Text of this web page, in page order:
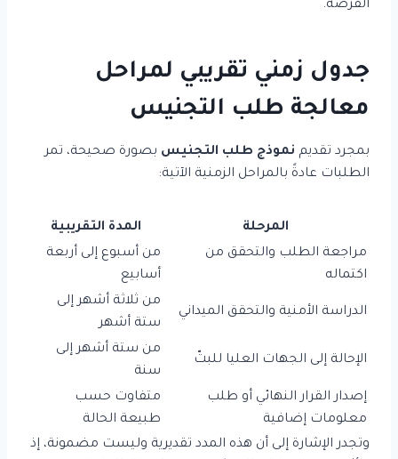
الفرصة.
جدول زمني تقريبي لمراحل
معالجة طلب التجنيس
بمجرد تقديم نموذج طلب التجنيس بصورة صحيحة، تمر
الطلبات عادةً بالمراحل الزمنية الآتية:
المرحلة
المدة التقريبية
مراجعة الطلب والتحقق من
اكتماله
من أسبوع إلى أربعة
أسابيع
الدراسة الأمنية والتحقق الميداني
من ثلاثة أشهر إلى
ستة أشهر
الإحالة إلى الجهات العليا للبتّ
من ستة أشهر إلى
سنة
إصدار القرار النهائي أو طلب
معلومات إضافية
متفاوت حسب
طبيعة الحالة
وتجدر الإشارة إلى أن هذه المدد تقديرية وليست مضمونة، إذ